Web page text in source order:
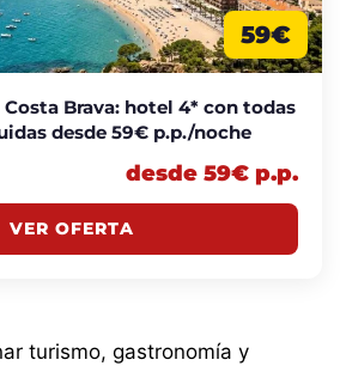
59€
Brava: hotel 4* con todas
desde 59€ p.p./noche
desde 59€ p.p.
VER OFERTA
turismo, gastronomía y